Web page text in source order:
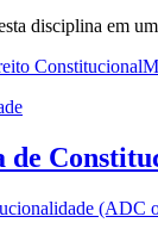
disciplina em
Constitucional